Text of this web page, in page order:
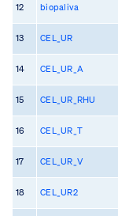
12 biopaliva
13 CEL_UR
14 CEL_UR_A
15 CEL_UR_RHU
16 CEL_UR_T
17 CEL_UR_V
18 CEL_UR2